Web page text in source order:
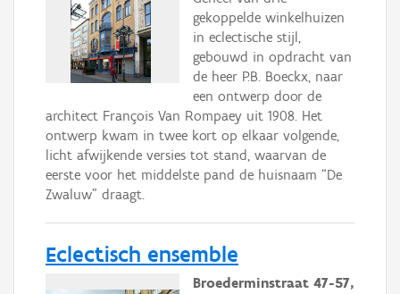
gekoppelde winkelhuizen
in eclectische stijl,
gebouwd in opdracht van
de heer P.B. Boeckx, naar
een ontwerp door de
architect François Van Rompaey uit 1908. Het
ontwerp kwam in twee kort op elkaar volgende,
licht afwijkende versies tot stand, waarvan de
eerste voor het middelste pand de huisnaam “De
Zwaluw” draagt.
Eclectisch ensemble
Broederminstraat 47-57,